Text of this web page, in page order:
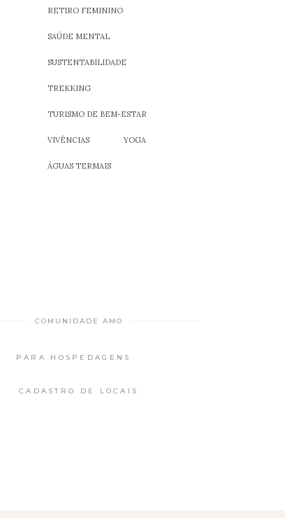
RETIRO FEMININO
SAÚDE MENTAL
SUSTENTABILIDADE
TREKKING
TURISMO DE BEM-ESTAR
VIVÊNCIAS YOGA
ÁGUAS TERMAIS
COMUNIDADE AMO
PARA HOSPEDAGENS
CADASTRO DE LOCAIS